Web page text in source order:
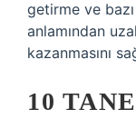
getirme ve
anlamından
kazanmasını
10